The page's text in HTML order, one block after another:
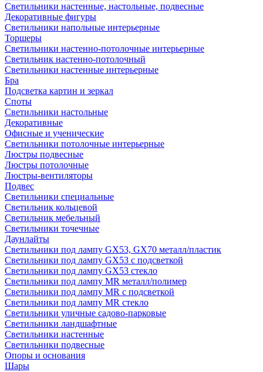
Светильники настенные, настольные, подвесные
Декоративные фигуры
Светильники напольные интерьерные
Торшеры
Светильники настенно-потолочные интерьерные
Светильник настенно-потолочный
Светильники настенные интерьерные
Бра
Подсветка картин и зеркал
Споты
Светильники настольные
Декоративные
Офисные и ученические
Светильники потолочные интерьерные
Люстры подвесные
Люстры потолочные
Люстры-вентиляторы
Подвес
Светильники специальные
Светильник кольцевой
Светильник мебельный
Светильники точечные
Даунлайты
Светильники под лампу GX53, GX70 металл/пластик
Светильники под лампу GX53 с подсветкой
Светильники под лампу GX53 стекло
Светильники под лампу MR металл/полимер
Светильники под лампу MR с подсветкой
Светильники под лампу MR стекло
Светильники уличные садово-парковые
Светильники ландшафтные
Светильники настенные
Светильники подвесные
Опоры и основания
Шары